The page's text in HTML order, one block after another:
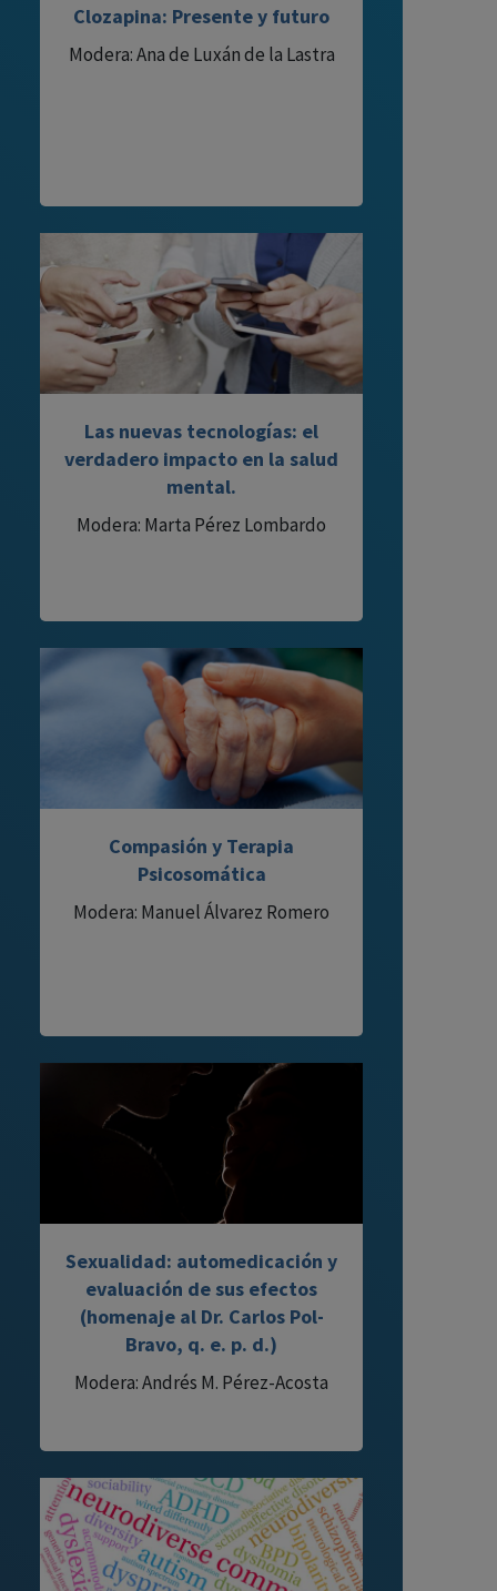
Clozapina: Presente y futuro
Modera: Ana de Luxán de la Lastra
Las nuevas tecnologías: el
verdadero impacto en la salud
mental.
Modera: Marta Pérez Lombardo
Compasión y Terapia
Psicosomática
Modera: Manuel Álvarez Romero
Sexualidad: automedicación y
evaluación de sus efectos
(homenaje al Dr. Carlos Pol-
Bravo, q. e. p. d.)
Modera: Andrés M. Pérez-Acosta